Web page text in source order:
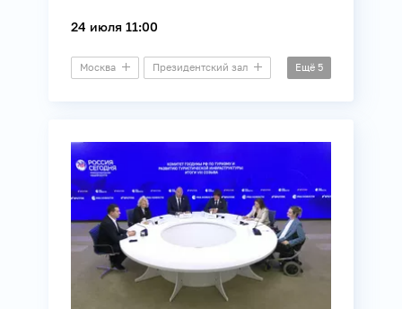
24 июля 11:00
Москва Президентский зал
Экономика
Ещё 5